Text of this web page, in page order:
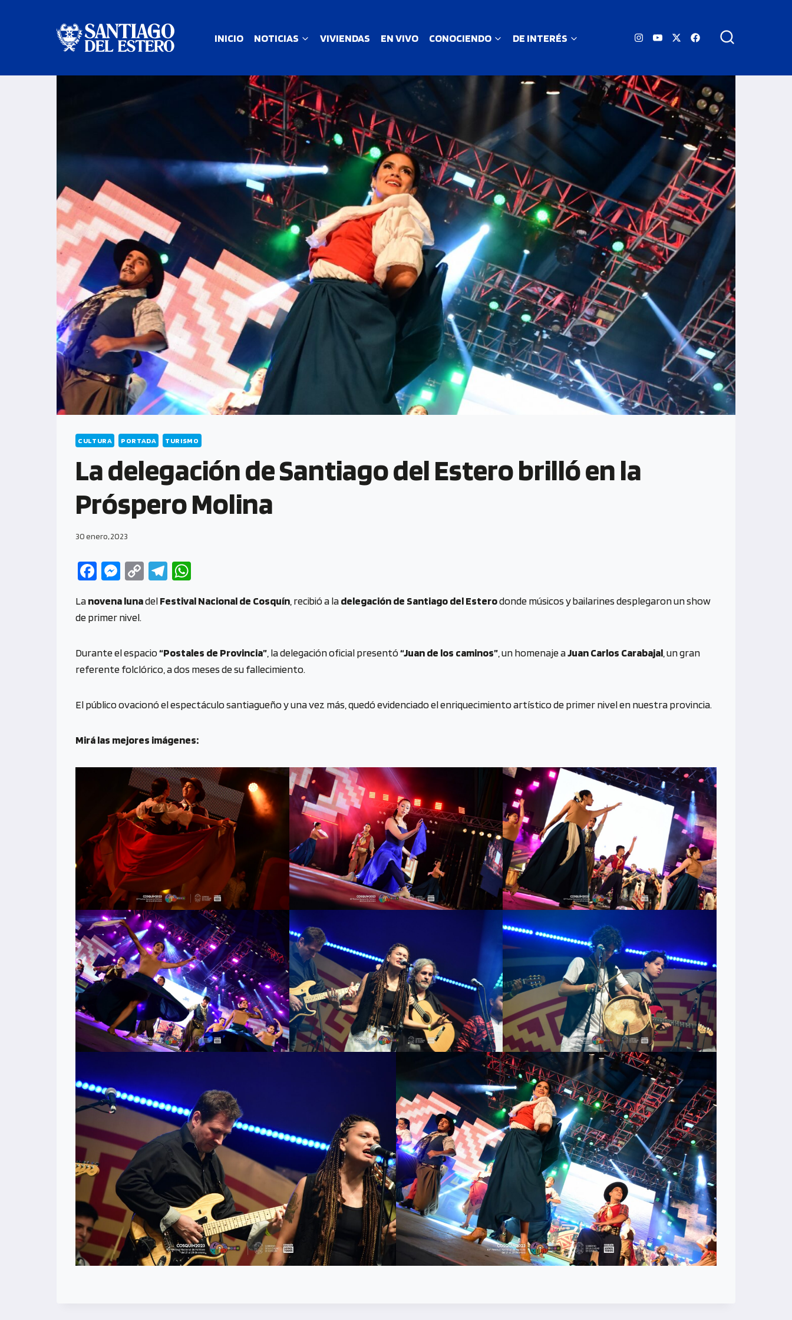
INICIO NOTICIAS VIVIENDAS EN VIVO CONOCIENDO DE INTERÉS
CULTURA PORTADA TURISMO
La delegación de Santiago del Estero brilló en la
Próspero Molina
30 enero, 2023
Fa
b
o
o
k
M
se
n
g
er
C
py
n
k
Te
gr
m
at
A
p
Lanovena lunadelFestival Nacional de Cosquín , recibió a ladelegación de Santiago del Esterodonde músicos y bailarines desplegaron un show
de primer nivel.
Durante el espacio“Postales de Provincia” , la delegación oficial presentó“Juan de los caminos” , un homenaje aJuan Carlos Carabajal , un gran
referente folclórico, a dos meses de su fallecimiento.
El público ovacionó el espectáculo santiagueño y una vez más, quedó evidenciado el enriquecimiento artístico de primer nivel en nuestra provincia.
Mirá las mejores imágenes: